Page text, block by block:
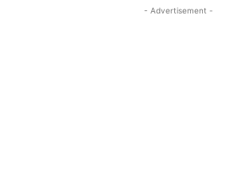
- Advertisement -